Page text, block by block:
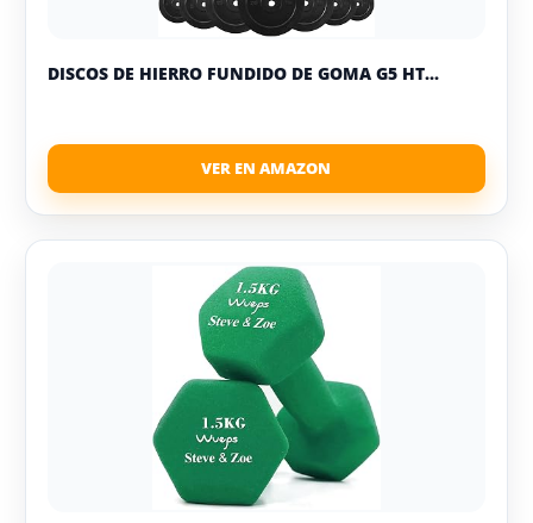
DISCOS DE HIERRO FUNDIDO DE GOMA G5 HT...